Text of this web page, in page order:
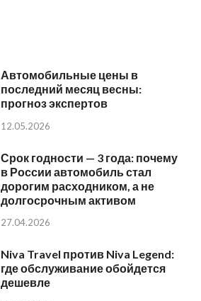
Автомобильные цены в
последний месяц весны:
прогноз экспертов
12.05.2026
Срок годности — 3 года: почему
в России автомобиль стал
дорогим расходником, а не
долгосрочным активом
27.04.2026
Niva Travel против Niva Legend:
где обслуживание обойдется
дешевле